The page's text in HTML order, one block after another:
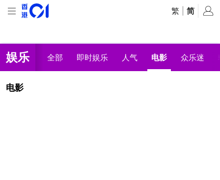
繁 简
娱乐 全部 即时娱乐 人气 电影 众乐迷
电影